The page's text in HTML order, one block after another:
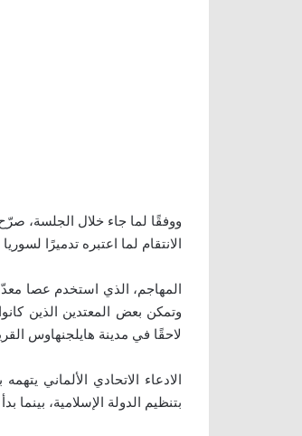
ووفقًا لما جاء خلال الجلسة،
الانتقام لما اعتبره تدميرًا
المهاجم، الذي استخدم عصا
وتمكن بعض المعتدين الذين
لاحقًا في مدينة هايلجنهاوس
الادعاء الاتحادي الألماني
بتنظيم الدولة الإسلامية،